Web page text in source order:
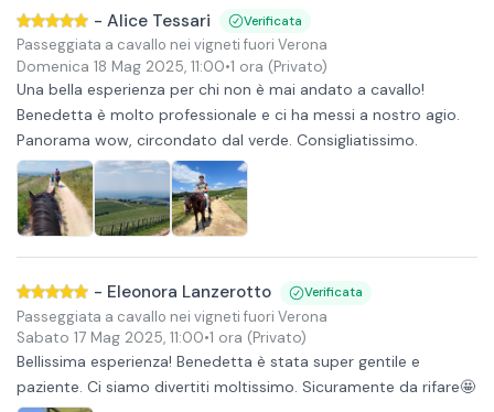
- Alice Tessari Verificata
Passeggiata a cavallo nei vigneti fuori Verona
Domenica 18 Mag 2025, 11:00•1 ora (Privato)
Una bella esperienza per chi non è mai andato a cavallo!
Benedetta è molto professionale e ci ha messi a nostro agio.
Panorama wow, circondato dal verde. Consigliatissimo.
- Eleonora Lanzerotto Verificata
Passeggiata a cavallo nei vigneti fuori Verona
Sabato 17 Mag 2025, 11:00•1 ora (Privato)
Bellissima esperienza! Benedetta è stata super gentile e
paziente. Ci siamo divertiti moltissimo. Sicuramente da rifare🤩